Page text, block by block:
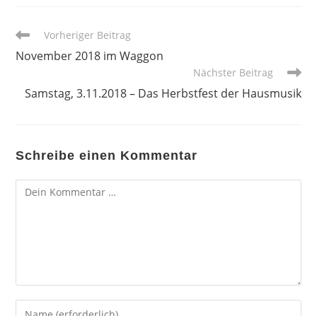
Weitere
ansehen
Vorheriger Beitrag
November 2018 im Waggon
Nächster Beitrag
Samstag, 3.11.2018 – Das Herbstfest der Hausmusik
Schreibe einen Kommentar
Kommentar
Gib